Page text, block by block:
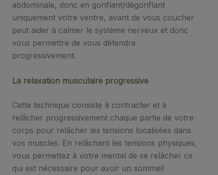
abdominale, donc en gonflant/dégonflant
uniquement votre ventre, avant de vous coucher
peut aider à calmer le système nerveux et donc
vous permettre de vous détendre
progressivement.
La relaxation musculaire progressive
Cette technique consiste à contracter et à
relâcher progressivement chaque partie de votre
corps pour relâcher les tensions localisées dans
vos muscles. En relâchant les tensions physiques,
vous permettez à votre mental de se relâcher ce
qui est nécessaire pour avoir un sommeil